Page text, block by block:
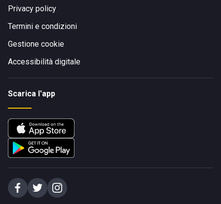
Privacy policy
Termini e condizioni
Gestione cookie
Accessibilità digitale
Scarica l'app